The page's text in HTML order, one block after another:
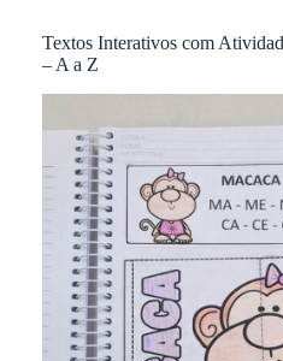
Textos Interativos com
– A a Z